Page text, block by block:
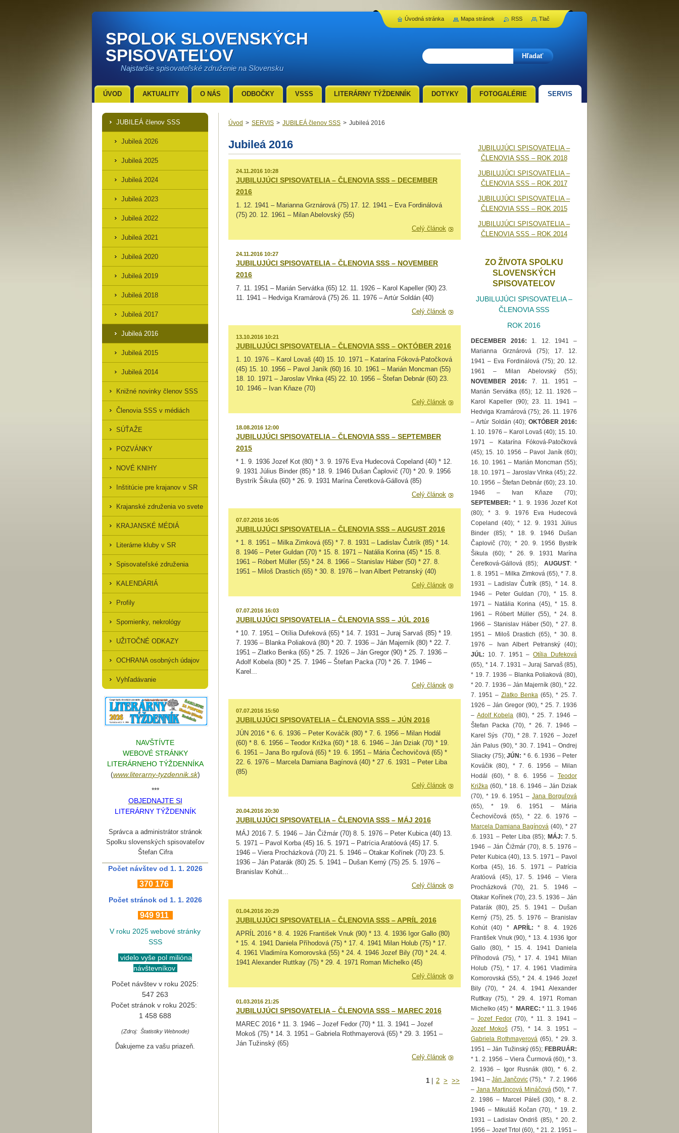
SPOLOK SLOVENSKÝCH
SPISOVATEĽOV
Najstaršie spisovateľské združenie na Slovensku
Úvod > SERVIS > JUBILEÁ členov SSS > Jubileá 2016
Jubileá 2016
24.11.2016 10:28
JUBILUJÚCI SPISOVATELIA – ČLENOVIA SSS – DECEMBER
2016
1. 12. 1941 – Marianna Grznárová (75) 17. 12. 1941 – Eva Fordinálová
(75) 20. 12. 1961 – Milan Abelovský (55)
Celý článok
24.11.2016 10:27
JUBILUJÚCI SPISOVATELIA – ČLENOVIA SSS – NOVEMBER
2016
7. 11. 1951 – Marián Servátka (65) 12. 11. 1926 – Karol Kapeller (90) 23.
11. 1941 – Hedviga Kramárová (75) 26. 11. 1976 – Artúr Soldán (40)
Celý článok
13.10.2016 10:21
JUBILUJÚCI SPISOVATELIA – ČLENOVIA SSS – OKTÓBER 2016
1. 10. 1976 – Karol Lovaš (40) 15. 10. 1971 – Katarína Fóková-Patočková
(45) 15. 10. 1956 – Pavol Janík (60) 16. 10. 1961 – Marián Moncman (55)
18. 10. 1971 – Jaroslav Vlnka (45) 22. 10. 1956 – Štefan Debnár (60) 23.
10. 1946 – Ivan Kňaze (70)
Celý článok
18.08.2016 12:00
JUBILUJÚCI SPISOVATELIA – ČLENOVIA SSS – SEPTEMBER
2015
* 1. 9. 1936 Jozef Kot (80) * 3. 9. 1976 Eva Hudecová Copeland (40) * 12.
9. 1931 Július Binder (85) * 18. 9. 1946 Dušan Čaplovič (70) * 20. 9. 1956
Bystrík Šikula (60) * 26. 9. 1931 Marína Čeretková-Gállová (85)
Celý článok
07.07.2016 16:05
JUBILUJÚCI SPISOVATELIA – ČLENOVIA SSS – AUGUST 2016
* 1. 8. 1951 – Milka Zimková (65) * 7. 8. 1931 – Ladislav Čutrík (85) * 14.
8. 1946 – Peter Guldan (70) * 15. 8. 1971 – Natália Korina (45) * 15. 8.
1961 – Róbert Müller (55) * 24. 8. 1966 – Stanislav Háber (50) * 27. 8.
1951 – Miloš Drastich (65) * 30. 8. 1976 – Ivan Albert Petranský (40)
Celý článok
07.07.2016 16:03
JUBILUJÚCI SPISOVATELIA – ČLENOVIA SSS – JÚL 2016
* 10. 7. 1951 – Otília Dufeková (65) * 14. 7. 1931 – Juraj Sarvaš (85) * 19.
7. 1936 – Blanka Poliaková (80) * 20. 7. 1936 – Ján Majerník (80) * 22. 7.
1951 – Zlatko Benka (65) * 25. 7. 1926 – Ján Gregor (90) * 25. 7. 1936 –
Adolf Kobela (80) * 25. 7. 1946 – Štefan Packa (70) * 26. 7. 1946 –
Karel...
Celý článok
07.07.2016 15:50
JUBILUJÚCI SPISOVATELIA – ČLENOVIA SSS – JÚN 2016
JÚN 2016 * 6. 6. 1936 – Peter Kováčik (80) * 7. 6. 1956 – Milan Hodál
(60) * 8. 6. 1956 – Teodor Križka (60) * 18. 6. 1946 – Ján Dziak (70) * 19.
6. 1951 – Jana Bo rguľová (65) * 19. 6. 1951 – Mária Čechovičová (65) *
22. 6. 1976 – Marcela Damiana Bagínová (40) * 27 .6. 1931 – Peter Liba
(85)
Celý článok
20.04.2016 20:30
JUBILUJÚCI SPISOVATELIA – ČLENOVIA SSS – MÁJ 2016
MÁJ 2016 7. 5. 1946 – Ján Čižmár (70) 8. 5. 1976 – Peter Kubica (40) 13.
5. 1971 – Pavol Korba (45) 16. 5. 1971 – Patrícia Aratóová (45) 17. 5.
1946 – Viera Procházková (70) 21. 5. 1946 – Otakar Kořínek (70) 23. 5.
1936 – Ján Patarák (80) 25. 5. 1941 – Dušan Kerný (75) 25. 5. 1976 –
Branislav Kohút...
Celý článok
01.04.2016 20:29
JUBILUJÚCI SPISOVATELIA – ČLENOVIA SSS – APRÍL 2016
APRÍL 2016 * 8. 4. 1926 František Vnuk (90) * 13. 4. 1936 Igor Gallo (80)
* 15. 4. 1941 Daniela Příhodová (75) * 17. 4. 1941 Milan Holub (75) * 17.
4. 1961 Vladimíra Komorovská (55) * 24. 4. 1946 Jozef Bily (70) * 24. 4.
1941 Alexander Ruttkay (75) * 29. 4. 1971 Roman Michelko (45)
Celý článok
01.03.2016 21:25
JUBILUJÚCI SPISOVATELIA – ČLENOVIA SSS – MAREC 2016
MAREC 2016 * 11. 3. 1946 – Jozef Fedor (70) * 11. 3. 1941 – Jozef
Mokoš (75) * 14. 3. 1951 – Gabriela Rothmayerová (65) * 29. 3. 1951 –
Ján Tužinský (65)
Celý článok
1 2 > >>
JUBILUJÚCI SPISOVATELIA –
ČLENOVIA SSS – ROK 2018
JUBILUJÚCI SPISOVATELIA –
ČLENOVIA SSS – ROK 2017
JUBILUJÚCI SPISOVATELIA –
ČLENOVIA SSS – ROK 2015
JUBILUJÚCI SPISOVATELIA –
ČLENOVIA SSS – ROK 2014
ZO ŽIVOTA SPOLKU
SLOVENSKÝCH
SPISOVATEĽOV
JUBILUJÚCI SPISOVATELIA –
ČLENOVIA SSS
ROK 2016
DECEMBER 2016: 1. 12. 1941 –
Marianna Grznárová (75); 17. 12.
1941 – Eva Fordinálová (75); 20. 12.
1961 – Milan Abelovský (55);
NOVEMBER 2016: 7. 11. 1951 –
Marián Servátka (65); 12. 11. 1926 –
Karol Kapeller (90); 23. 11. 1941 –
Hedviga Kramárová (75); 26. 11. 1976
– Artúr Soldán (40); OKTÓBER 2016:
1. 10. 1976 – Karol Lovaš (40); 15. 10.
1971 – Katarína Fóková-Patočková
(45); 15. 10. 1956 – Pavol Janík (60);
16. 10. 1961 – Marián Moncman (55);
18. 10. 1971 – Jaroslav Vlnka (45); 22.
10. 1956 – Štefan Debnár (60); 23. 10.
1946 – Ivan Kňaze (70);
SEPTEMBER:* 1. 9. 1936 Jozef Kot
(80); * 3. 9. 1976 Eva Hudecová
Copeland (40); * 12. 9. 1931 Július
Binder (85); * 18. 9. 1946 Dušan
Čaplovič (70); * 20. 9. 1956 Bystrík
Šikula (60); * 26. 9. 1931 Marína
Čeretková-Gállová (85); AUGUST: *
1. 8. 1951 – Milka Zimková (65), * 7. 8.
1931 – Ladislav Čutrík (85), * 14. 8.
1946 – Peter Guldan (70), * 15. 8.
1971 – Natália Korina (45), * 15. 8.
1961 – Róbert Müller (55), * 24. 8.
1966 – Stanislav Háber (50), * 27. 8.
1951 – Miloš Drastich (65), * 30. 8.
1976 – Ivan Albert Petranský (40);
JÚL: 10. 7. 1951 –Otília Dufeková
(65), * 14. 7. 1931 – Juraj Sarvaš (85),
* 19. 7. 1936 – Blanka Poliaková (80),
* 20. 7. 1936 – Ján Majerník (80), * 22.
7. 1951 – Zlatko Benka (65), * 25. 7.
1926 – Ján Gregor (90), * 25. 7. 1936
– Adolf Kobela (80), * 25. 7. 1946 –
Štefan Packa (70), * 26. 7. 1946 –
Karel Sýs (70), * 28. 7. 1926 – Jozef
Ján Palus (90), * 30. 7. 1941 – Ondrej
Sliacky (75); JÚN: * 6. 6. 1936 – Peter
Kováčik (80), * 7. 6. 1956 – Milan
Hodál (60), * 8. 6. 1956 – Teodor
Križka (60), * 18. 6. 1946 – Ján Dziak
(70), * 19. 6. 1951 –Jana Borguľová
(65), * 19. 6. 1951 – Mária
Čechovičová (65), * 22. 6. 1976 –
Marcela Damiana Bagínová (40), * 27
.6. 1931 – Peter Liba (85); MÁJ: 7. 5.
1946 – Ján Čižmár (70), 8. 5. 1976 –
Peter Kubica (40), 13. 5. 1971 – Pavol
Korba (45), 16. 5. 1971 – Patrícia
Aratóová (45), 17. 5. 1946 – Viera
Procházková (70), 21. 5. 1946 –
Otakar Kořínek (70), 23. 5. 1936 – Ján
Patarák (80), 25. 5. 1941 – Dušan
Kerný (75), 25. 5. 1976 – Branislav
Kohút (40) * APRÍL:* 8. 4. 1926
František Vnuk (90), * 13. 4. 1936 Igor
Gallo (80), * 15. 4. 1941 Daniela
Příhodová (75), * 17. 4. 1941 Milan
Holub (75), * 17. 4. 1961 Vladimíra
Komorovská (55), * 24. 4. 1946 Jozef
Bily (70), * 24. 4. 1941 Alexander
Ruttkay (75), * 29. 4. 1971 Roman
Michelko (45) * MAREC:* 11. 3. 1946
–Jozef Fedor(70), * 11. 3. 1941 –
Jozef Mokoš(75), * 14. 3. 1951 –
Gabriela Rothmayerová (65), * 29. 3.
1951 – Ján Tužinský (65); FEBRUÁR:
* 1. 2. 1956 – Viera Čurmová (60), * 3.
2. 1936 – Igor Rusnák (80), * 6. 2.
1941 –Ján Jančovic(75), * 7. 2. 1966
– Jana Martincová Mináčová(50), * 7.
2. 1986 – Marcel Páleš (30), * 8. 2.
1946 – Mikuláš Kočan (70), * 19. 2.
1931 – Ladislav Ondriš (85), * 20. 2.
1956 – Jozef Trtol (60), * 21. 2. 1951 –
JUBILEÁ členov SSS
Jubileá 2026
Jubileá 2025
Jubileá 2024
Jubileá 2023
Jubileá 2022
Jubileá 2021
Jubileá 2020
Jubileá 2019
Jubileá 2018
Jubileá 2017
Jubileá 2016
Jubileá 2015
Jubileá 2014
Knižné novinky členov SSS
Členovia SSS v médiách
SÚŤAŽE
POZVÁNKY
NOVÉ KNIHY
Inštitúcie pre krajanov v SR
Krajanské združenia vo svete
KRAJANSKÉ MÉDIÁ
Literárne kluby v SR
Spisovateľské združenia
KALENDÁRIÁ
Profily
Spomienky, nekrológy
UŽITOČNÉ ODKAZY
OCHRANA osobných údajov
Vyhľadávanie
NAVŠTÍVTE
WEBOVÉ STRÁNKY
LITERÁRNEHO TÝŽDENNÍKA
(www.literarny-tyzdennik.sk)
***
OBJEDNAJTE SI
LITERÁRNY TÝŽDENNÍK
Správca a administrátor stránok
Spolku slovenských spisovateľov
Štefan Cifra
Počet návštev od 1. 1. 2026
370 176
Počet stránok od 1. 1. 2026
949 911
V roku 2025 webové stránky
SSS
videlo vyše pol milióna
návštevníkov
Počet návštev v roku 2025:
547 263
Počet stránok v roku 2025:
1 458 688
(Zdroj: Štatistiky Webnode)
Ďakujeme za vašu priazeň.
ÚVOD AKTUALITY O NÁS ODBOČKY VSSS LITERÁRNY TÝŽDENNÍK DOTYKY FOTOGALÉRIE SERVIS
Úvodná stránka Mapa stránok RSS Tlač